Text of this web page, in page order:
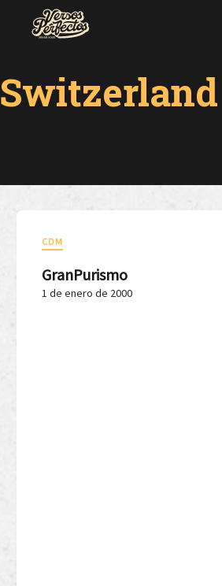
CDM
GranPurismo
1 de enero de 2000